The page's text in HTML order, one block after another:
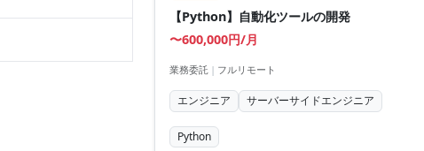
【Python】自動化ツールの開発
〜600,000円/月
業務委託 | フルリモート
エンジニア サーバーサイドエンジニア
Python